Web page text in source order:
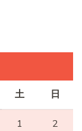
土 日
1 2